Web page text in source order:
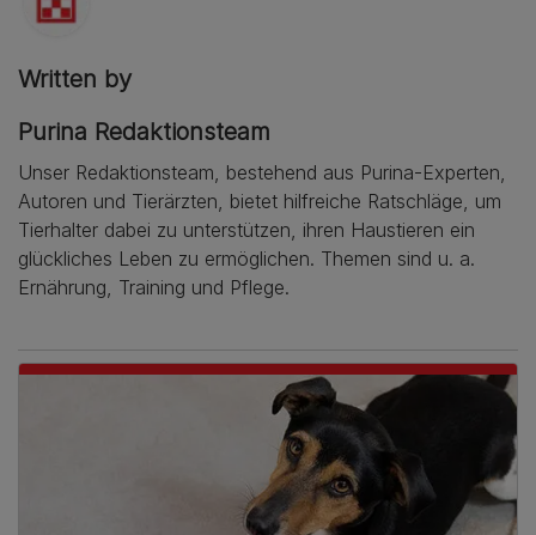
Written by
Purina Redaktionsteam
Unser Redaktionsteam, bestehend aus Purina-Experten,
Autoren und Tierärzten, bietet hilfreiche Ratschläge, um
Tierhalter dabei zu unterstützen, ihren Haustieren ein
glückliches Leben zu ermöglichen. Themen sind u. a.
Ernährung, Training und Pflege.